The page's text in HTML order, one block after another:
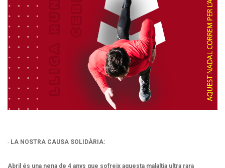
- LA NOSTRA CAUSA SOLIDÀRIA:
Abril és una nena de 4 anys que sofreix aquesta malaltia ultra rara